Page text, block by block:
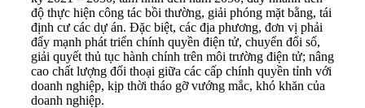
độ thực hiện công tác bồi thường, giải phóng mặt bằng, tái
định cư các dự án. Đặc biệt, các địa phương, đơn vị phải
đẩy mạnh phát triển chính quyền điện tử, chuyển đổi số,
giải quyết thủ tục hành chính trên môi trường điện tử; nâng
cao chất lượng đối thoại giữa các cấp chính quyền tỉnh với
doanh nghiệp, kịp thời tháo gỡ vướng mắc, khó khăn của
doanh nghiệp.